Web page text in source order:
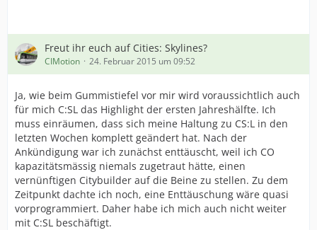
Freut ihr euch auf Cities: Skylines?
CIMotion 24. Februar 2015 um 09:52
Ja, wie beim Gummistiefel vor mir wird voraussichtlich auch
für mich C:SL das Highlight der ersten Jahreshälfte. Ich
muss einräumen, dass sich meine Haltung zu CS:L in den
letzten Wochen komplett geändert hat. Nach der
Ankündigung war ich zunächst enttäuscht, weil ich CO
kapazitätsmässig niemals zugetraut hätte, einen
vernünftigen Citybuilder auf die Beine zu stellen. Zu dem
Zeitpunkt dachte ich noch, eine Enttäuschung wäre quasi
vorprogrammiert. Daher habe ich mich auch nicht weiter
mit C:SL beschäftigt.